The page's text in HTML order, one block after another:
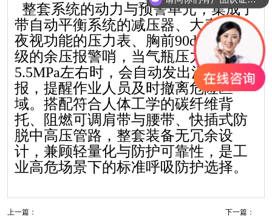
整套系统的动力与预警单元，集成了
带自动平衡系统的减压器、大表盘带
夜视功能的压力表、胸前90dB以上声
级的余压报警哨，当气瓶压力降至
5.5MPa左右时，会自动发出清晰警
报，提醒作业人员及时撤离危险区
域。搭配符合人体工学的碳纤维背
托、阻燃可调肩带与腰带、快插式防
脱中高压管路，整套装备无冗余设
计，兼顾轻量化与防护可靠性，是工
业高危场景下的标准呼吸防护选择。
上一篇：
下一篇：
请问你们公司在哪里？